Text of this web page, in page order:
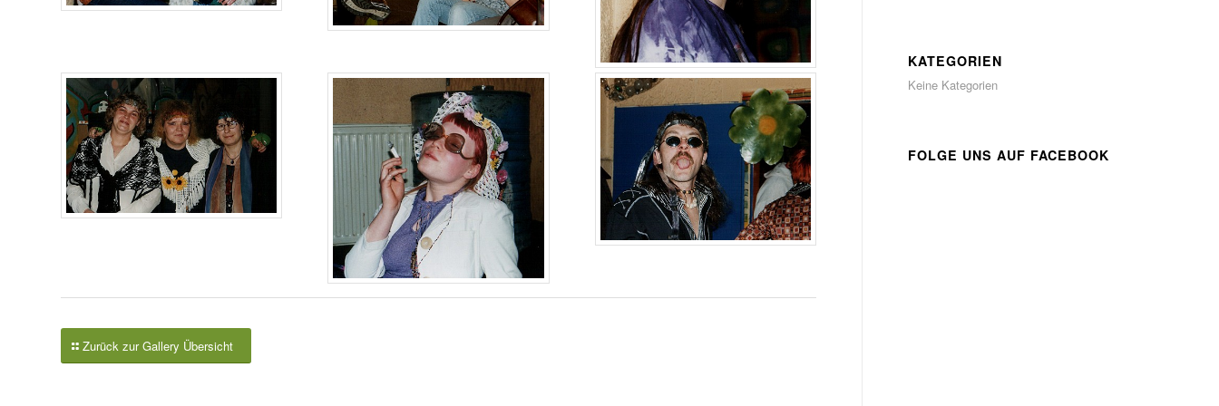
Zurück zur Gallery Übersicht
KATEGORIEN
Keine Kategorien
FOLGE UNS AUF FACEBOOK